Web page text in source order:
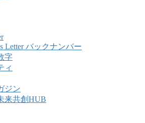
Letter バックナンバー
字
ィ
ジン
来共創HUB